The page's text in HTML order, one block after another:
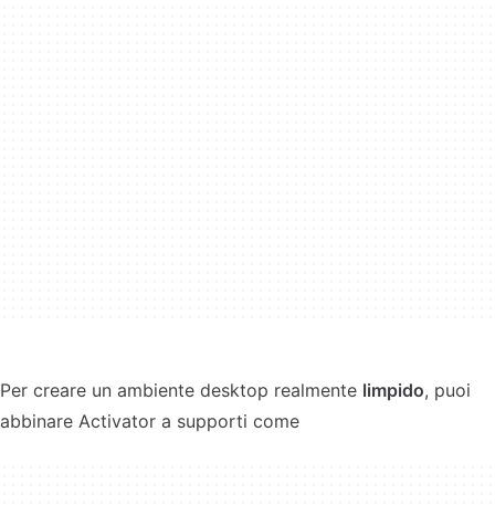
Per creare un ambiente desktop realmente limpido, puoi
abbinare Activator a supporti come